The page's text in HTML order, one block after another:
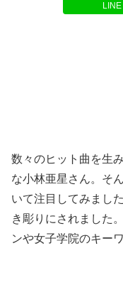
LINE
数々のヒット曲を生
な小林亜星さん。そ
いて注目してみまし
き彫りにされました
ンや女子学院のキー